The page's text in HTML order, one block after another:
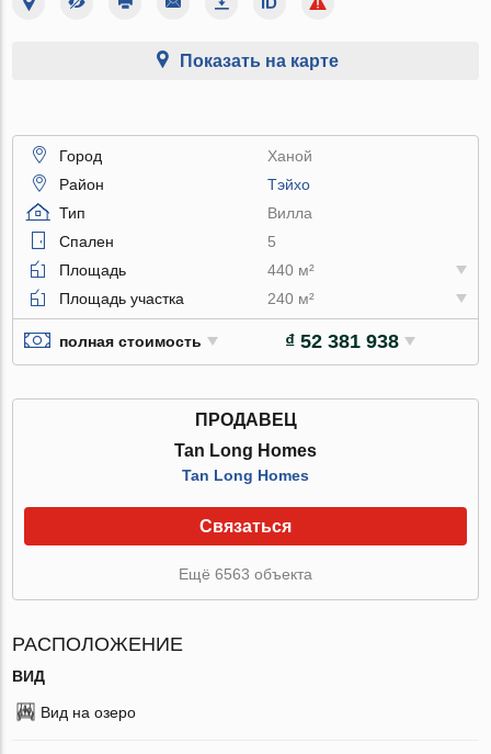
Показать на карте
Город
Ханой
Район
Тэйхо
Тип
Вилла
Спален
5
Площадь
440 м²
Площадь участка
240 м²
полная стоимость ₫ 52 381 938
ПРОДАВЕЦ
Tan Long Homes
Tan Long Homes
Связаться
Ещё 6563 объекта
РАСПОЛОЖЕНИЕ
ВИД
Вид на озеро